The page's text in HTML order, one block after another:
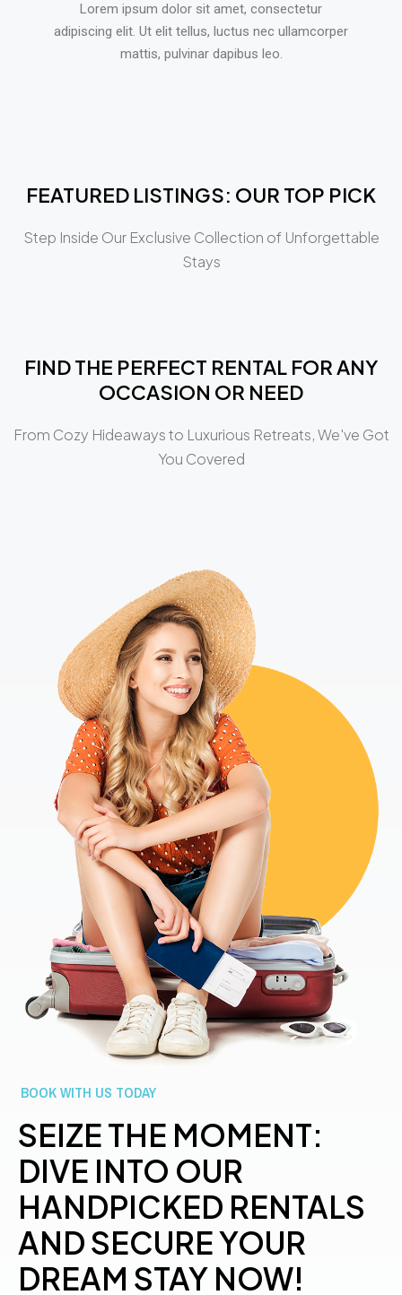
Lorem ipsum dolor sit amet, consectetur
adipiscing elit. Ut elit tellus, luctus nec ullamcorper
mattis, pulvinar dapibus leo.
FEATURED LISTINGS: OUR TOP PICK
Step Inside Our Exclusive Collection of Unforgettable
Stays
FIND THE PERFECT RENTAL FOR ANY
OCCASION OR NEED
From Cozy Hideaways to Luxurious Retreats, We've Got
You Covered
BOOK WITH US TODAY
SEIZE THE MOMENT:
DIVE INTO OUR
HANDPICKED RENTALS
AND SECURE YOUR
DREAM STAY NOW!